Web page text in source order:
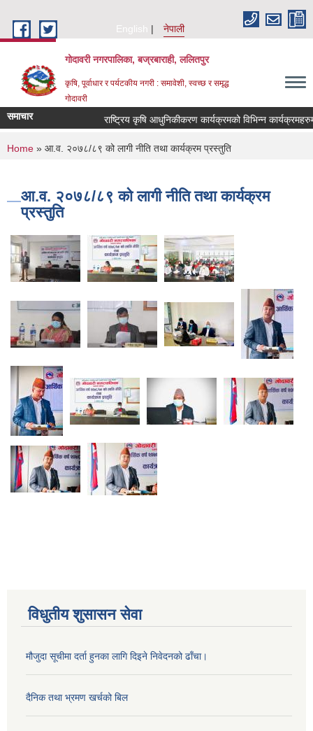
English
नेपाली
गोदावरी नगरपालिका, बज्रबाराही, ललितपुर
कृषि, पूर्वाधार र पर्यटकीय नगरी : समावेशी, स्वच्छ र समृद्ध
गोदावरी
समाचार
You are here
Home » आ.व. २०७८/८९ को लागी नीति तथा कार्यक्रम प्रस्तुति
आ.व. २०७८/८९ को लागी नीति तथा कार्यक्रम
प्रस्तुति
विधुतीय शुसासन सेवा
मौजुदा सूचीमा दर्ता हुनका लागि दिइने निवेदनको ढाँचा।
दैनिक तथा भ्रमण खर्चको बिल